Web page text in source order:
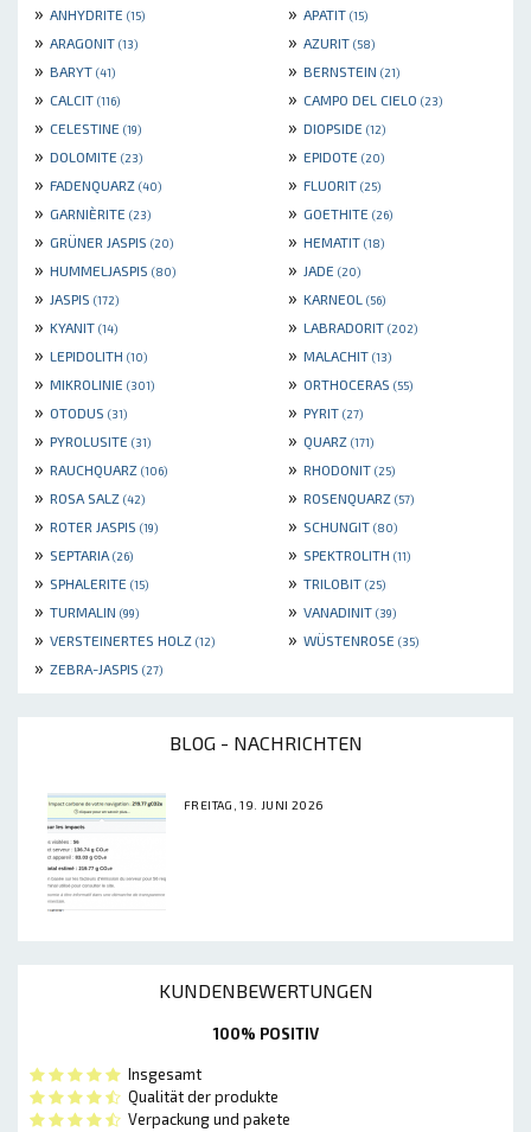
» ANHYDRITE (15) » APATIT (15)
» ARAGONIT (13) » AZURIT (58)
» BARYT (41) » BERNSTEIN (21)
» CALCIT (116) » CAMPO DEL CIELO (23)
» CELESTINE (19) » DIOPSIDE (12)
» DOLOMITE (23) » EPIDOTE (20)
» FADENQUARZ (40) » FLUORIT (25)
» GARNIÈRITE (23) » GOETHITE (26)
» GRÜNER JASPIS (20) » HEMATIT (18)
» HUMMELJASPIS (80) » JADE (20)
» JASPIS (172) » KARNEOL (56)
» KYANIT (14) » LABRADORIT (202)
» LEPIDOLITH (10) » MALACHIT (13)
» MIKROLINIE (301) » ORTHOCERAS (55)
» OTODUS (31) » PYRIT (27)
» PYROLUSITE (31) » QUARZ (171)
» RAUCHQUARZ (106) » RHODONIT (25)
» ROSA SALZ (42) » ROSENQUARZ (57)
» ROTER JASPIS (19) » SCHUNGIT (80)
» SEPTARIA (26) » SPEKTROLITH (11)
» SPHALERITE (15) » TRILOBIT (25)
» TURMALIN (99) » VANADINIT (39)
» VERSTEINERTES HOLZ (12) » WÜSTENROSE (35)
» ZEBRA-JASPIS (27)
BLOG - NACHRICHTEN
FREITAG, 19. JUNI 2026
KUNDENBEWERTUNGEN
100% POSITIV
Insgesamt
Qualität der produkte
Verpackung und pakete